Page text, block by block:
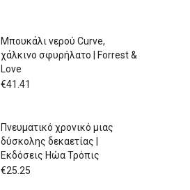
Μπουκάλι νερού Curve,
χάλκινο σφυρήλατο | Forrest &
Love
€41.41
Πνευματικό χρονικό μιας
δύσκολης δεκαετίας |
Εκδόσεις Ηώα Τρόπις
€25.25